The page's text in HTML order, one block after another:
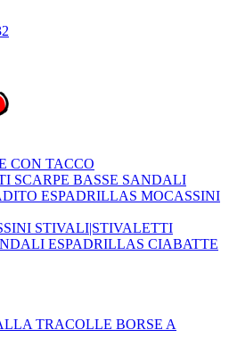
CON TACCO
SCARPE BASSE SANDALI
ESPADRILLAS MOCASSINI
STIVALI|STIVALETTI
ESPADRILLAS CIABATTE
TRACOLLE BORSE A